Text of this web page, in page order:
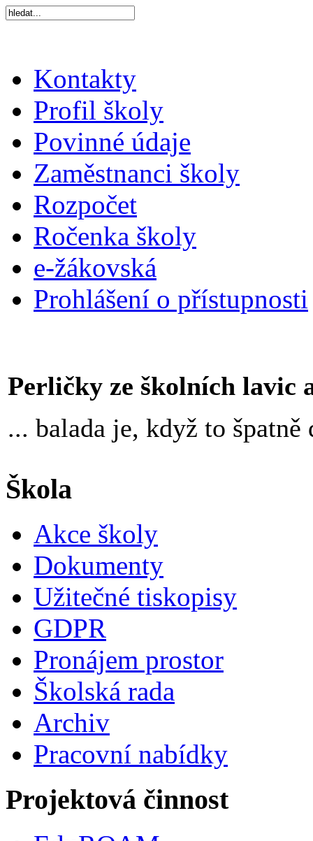
Kontakty
Profil školy
Povinné údaje
Zaměstnanci školy
Rozpočet
Ročenka školy
e-žákovská
Prohlášení o přístupnosti
Perličky ze školních lavic
... balada je, když to špatně
Škola
Akce školy
Dokumenty
Užitečné tiskopisy
GDPR
Pronájem prostor
Školská rada
Archiv
Pracovní nabídky
Projektová činnost